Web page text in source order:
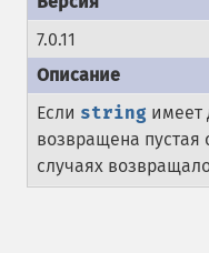
7.0.11
Если string имеет
возвращена пустая
случаях